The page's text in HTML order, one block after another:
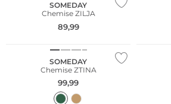
SOMEDAY
Chemise ZILJA
89,99
SOMEDAY
Chemise ZTINA
99,99